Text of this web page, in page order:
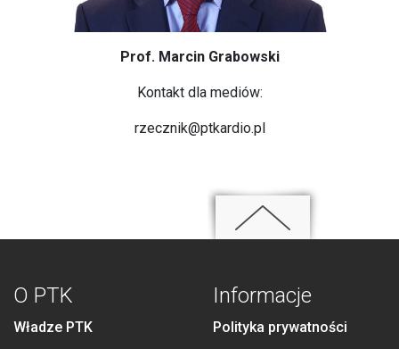
Prof. Marcin Grabowski
Kontakt dla mediów:
rzecznik@ptkardio.pl
O PTK
Władze PTK
Informacje
Polityka prywatności